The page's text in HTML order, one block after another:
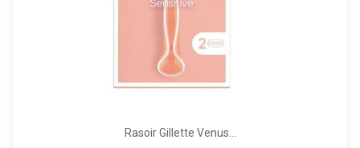
Rasoir Gillette Venus...